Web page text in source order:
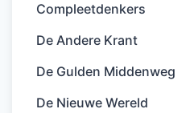
Compleetdenkers
De Andere Krant
De Gulden Middenweg
De Nieuwe Wereld